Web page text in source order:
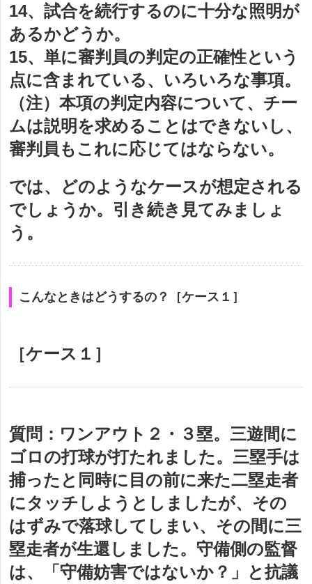
14、試合を続行するのに十分な照明が
あるかどうか。
15、単に審判員の判定の正確性という
点に含まれている、いろいろな事項。
（注）本項の判定内容について、チー
ムは説明を求めることはできないし、
審判員もこれに応じてはならない。
では、どのようなケースが想定される
でしょうか。引き続き見てみましょ
う。
こんなときはどうするの？［ケース１］
［ケース１］
質問： ワンアウト２・３塁。三遊間に
ゴロの打球が打たれました。三塁手は
捕ったと同時に目の前に来た二塁走者
にタッチしようとしましたが、その
はずみで落球してしまい、その間に三
塁走者が生還しました。守備側の監督
は、「守備妨害ではないか？」と抗議